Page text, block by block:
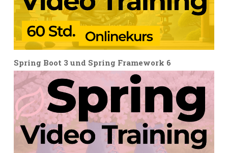
Spring Boot 3 und Spring Framework 6